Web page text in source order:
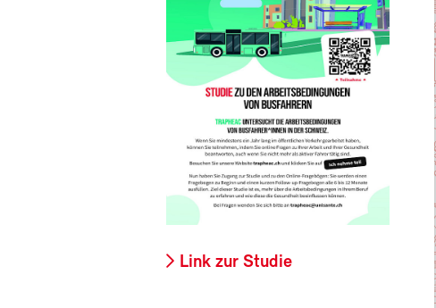
Link zur Studie